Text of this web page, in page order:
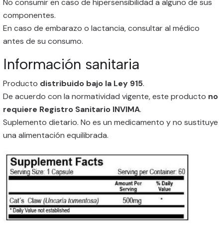
No consumir en caso de hipersensibilidad a alguno de sus
componentes.
En caso de embarazo o lactancia, consultar al médico
antes de su consumo.
Información sanitaria
Producto distribuido bajo la Ley 915.
De acuerdo con la normatividad vigente, este producto no
requiere Registro Sanitario INVIMA.
Suplemento dietario. No es un medicamento y no sustituye
una alimentación equilibrada.